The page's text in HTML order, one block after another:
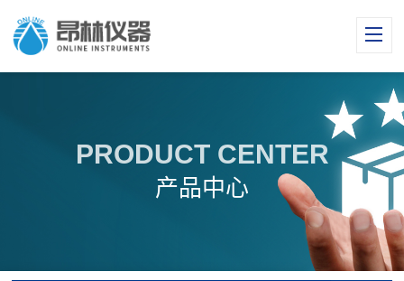
PRODUCT CENTER
产品中心